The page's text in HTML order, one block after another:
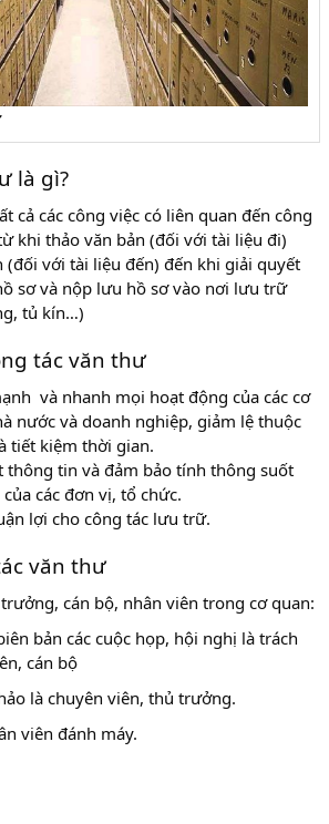
là gì?
cả các công việc có liên quan đến công
khi thảo văn bản (đối với tài liệu đi)
(đối với tài liệu đến) đến khi giải quyết
sơ và nộp lưu hồ sơ vào nơi lưu trữ
tủ kín…)
tác văn thư
và nhanh mọi hoạt động của các cơ
nước và doanh nghiệp, giảm lệ thuộc
tiết kiệm thời gian.
thông tin và đảm bảo tính thông suốt
các đơn vị, tổ chức.
lợi cho công tác lưu trữ.
văn thư
cán bộ, nhân viên trong cơ quan:
bản các cuộc họp, hội nghị là trách
cán bộ
là chuyên viên, thủ trưởng.
viên đánh máy.